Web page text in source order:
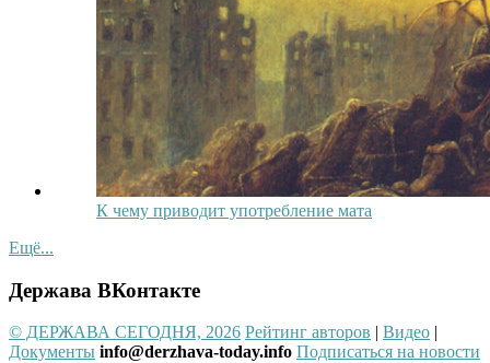
К чему приводит употребление мата
Ещё...
Держава ВКонтакте
© ДЕРЖАВА СЕГОДНЯ, 2026 Рейтинг авторов | Видео |
Документы info@derzhava-today.info Подписаться на новости